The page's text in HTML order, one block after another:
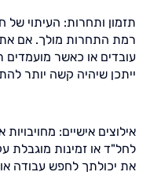
תזמון ותחרות: העיתוי של
רמת התחרות מולך. אם
עובדים או כאשר מועמדים
ייתכן שיהיה קשה יותר
אילוצים אישיים:
לחל"ד או זמינות מוגבלת
את יכולתך לחפש עבודה או